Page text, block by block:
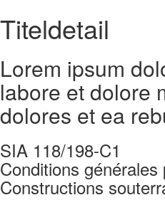
Titeldetail
Lorem ipsum
labore et dolore
dolores et ea
SIA 118/198-C1
Conditions
Constructions